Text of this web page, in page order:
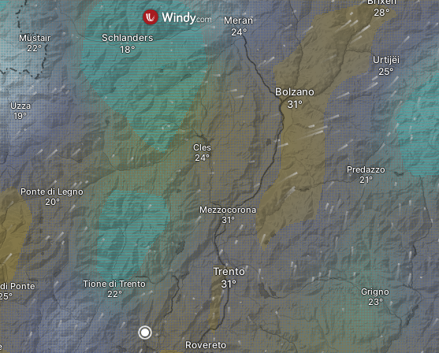
Rovereto
Tione di Trento
Trento
Cles
Mezzocorona
Ponte Grigno
Ponte di Legno
Uzza
Bolzano
Predazzo
Schlanders
Meran
Müstair
Urtijëi